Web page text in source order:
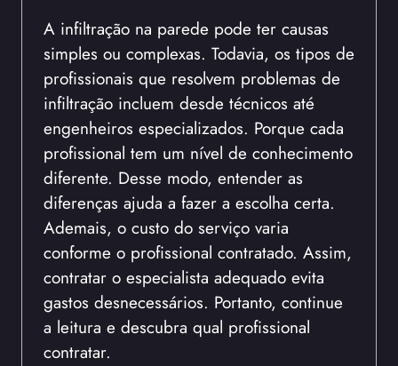
A infiltração na parede pode ter causas
simples ou complexas. Todavia, os tipos de
profissionais que resolvem problemas de
infiltração incluem desde técnicos até
engenheiros especializados. Porque cada
profissional tem um nível de conhecimento
diferente. Desse modo, entender as
diferenças ajuda a fazer a escolha certa.
Ademais, o custo do serviço varia
conforme o profissional contratado. Assim,
contratar o especialista adequado evita
gastos desnecessários. Portanto, continue
a leitura e descubra qual profissional
contratar.